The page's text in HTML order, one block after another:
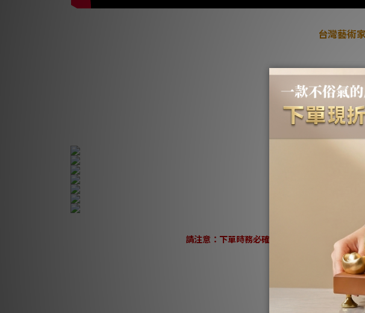
台灣藝術
請注意：下單時務必確認收件人資料填寫是否正
台灣傳統